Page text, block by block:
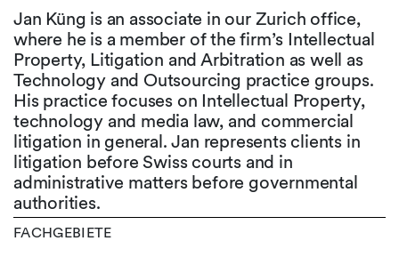
Jan Küng is an associate in our Zurich office,
where he is a member of the firm’s Intellectual
Property, Litigation and Arbitration as well as
Technology and Outsourcing practice groups.
His practice focuses on Intellectual Property,
technology and media law, and commercial
litigation in general. Jan represents clients in
litigation before Swiss courts and in
administrative matters before governmental
authorities.
FACHGEBIETE